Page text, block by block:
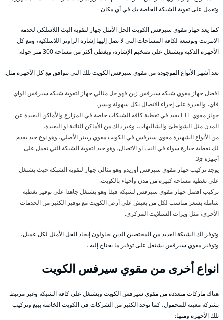
وتعمل على تقوية الشبكة الخاصة بك في أي مكان.
كما يعد جهاز مقوي سيرفس الكويت الحل الأمثل جهاز لتقوية البث اللاسلكي لخدمة
الانترنت وتوسعة لكافة المساحات التي لا تصل إليها إشارة الراوتر اللاسلكية، ومع كل
الأجهزة الذكية ويشتغل على تضخيم الإشارة، ويغطي أكثر من مساحة 300 متر حوله.
تعد أشهر الأنواع الموجودة من مقوي سيرفس الكويت تلك التي تتوافق مع كل الأجهزة مثل:
افضل جهاز مقوي شبكه سيرفس زين فهو حل مثالي جهاز لتقوية شبكه سيرفس الواي
فاي، والقدرة على إجراء الاتصال بكل سهولة ويسر.
جهاز مقوي LTE يفيد في تغطية كافه الشبكات خاصة في المزارع والأماكن البعيدة عن
المدن مثل الشواطئ والشاليهات، وغير ذلك من الأماكن النائية او البعيدة.
من الأنواع الشهيرة مقوي سيرفس في الكويت مقوي ربيتر الأصلي، وهو نوع جيد يقدم
لك تغطية جبارة سواء في النت او الاتصال، وهو جيد لتقوية الشبكة التي تعمل على
أجهزة 3g.
يوجد تركيب جهاز مقوي سيرفس أوريدو وهو مثالي جهاز لتقوية الشبكة حيث يشتغل
على تغطية مساحة كبيرة من مدن وأحياء بالكويت.
تركيب افضل جهاز مقوي سيرفس لشبكة فيفا وهو يشتغل جاهدا على توفير تغطية
شاملة بسعر مناسب لكل من يعيش على أرض الكويت مع توفير الكثير من الخدمات
الأخرى، مثل ويرات الستلايت المركزي.
وتوفر لك الشبكة العديد من المختصين الذين يحاولون إيجاد الحل الأمثل لكل عميل،
وتوفير مقوي سيرفس يشتغل على توفير ما يحتاج إليه .
انواع أخرى من مقوي سيرفس الكويت
هناك ماركات متعددة من مقوي سيرفس الكويت ويشتغل على كافه الشبكة وغير مرتبط
بشركة معينة للمحمول، كما توجد الكثير من الشركات في الكويت الخاصة ببيع وتركيب
تلك الأجهزة ومنها: